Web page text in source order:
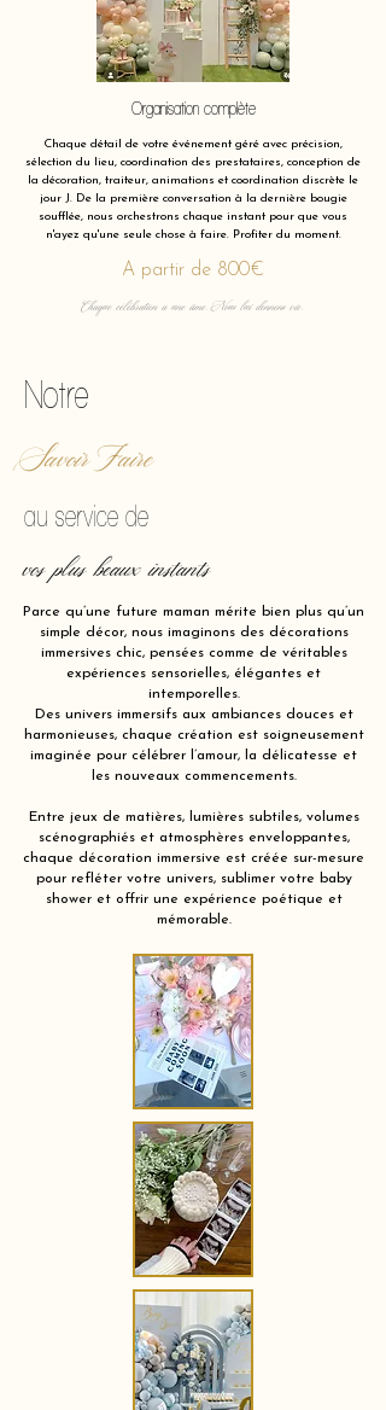
Organisation complète
Chaque détail de votre événement géré avec précision,
sélection du lieu, coordination des prestataires, conception de
la décoration, traiteur, animations et coordination discrète le
jour J. De la première conversation à la dernière bougie
soufflée, nous orchestrons chaque instant pour que vous
n'ayez qu'une seule chose à faire. Profiter du moment.
A partir de 800€
Chaque célébration a une âme. Nous lui donnons vie.
Notre
Savoir Faire
au service de
vos plus beaux instants
Parce qu’une future maman mérite bien plus qu’un
simple décor, nous imaginons des décorations
immersives chic, pensées comme de véritables
expériences sensorielles, élégantes et
intemporelles.
Des univers immersifs aux ambiances douces et
harmonieuses, chaque création est soigneusement
imaginée pour célébrer l’amour, la délicatesse et
les nouveaux commencements.
Entre jeux de matières, lumières subtiles, volumes
scénographiés et atmosphères enveloppantes,
chaque décoration immersive est créée sur-mesure
pour refléter votre univers, sublimer votre baby
shower et offrir une expérience poétique et
mémorable.